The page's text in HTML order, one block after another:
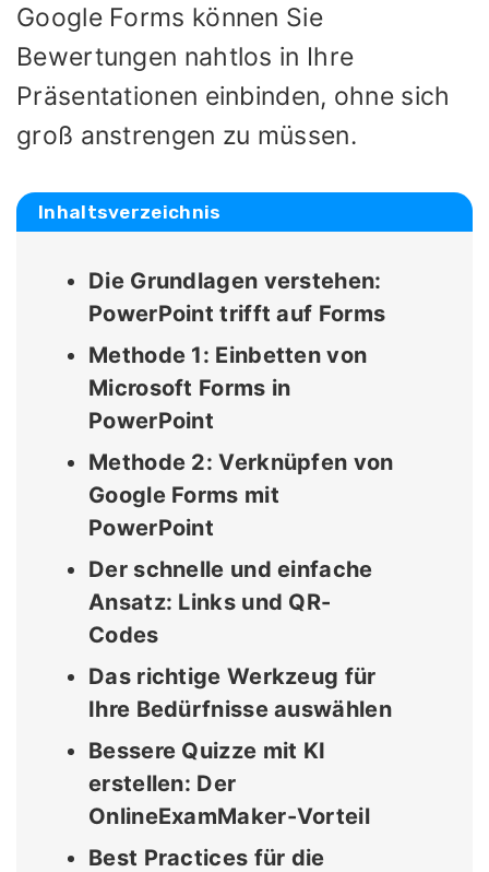
Google Forms können Sie
Bewertungen nahtlos in Ihre
Präsentationen einbinden, ohne sich
groß anstrengen zu müssen.
Inhaltsverzeichnis
Die Grundlagen verstehen:
PowerPoint trifft auf Forms
Methode 1: Einbetten von
Microsoft Forms in
PowerPoint
Methode 2: Verknüpfen von
Google Forms mit
PowerPoint
Der schnelle und einfache
Ansatz: Links und QR-
Codes
Das richtige Werkzeug für
Ihre Bedürfnisse auswählen
Bessere Quizze mit KI
erstellen: Der
OnlineExamMaker-Vorteil
Best Practices für die